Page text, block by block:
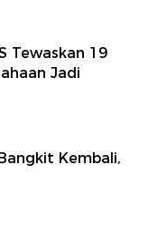
Tewaskan 19
Jadi
Kembali,